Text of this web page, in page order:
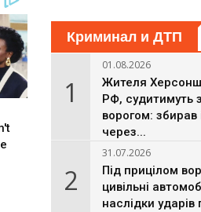
Криминал и ДТП
1
01.08.2026
Жителя
РФ, судитимуть
ворогом:
через...
2
31.07.2026
Під прицілом
цивільні
наслідки